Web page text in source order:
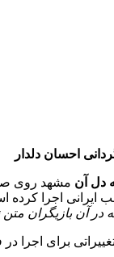
احسان دلدار
دل آن مشهد روی
ایرانی اجرا کرده
در آن بازیگران
برای اجرا